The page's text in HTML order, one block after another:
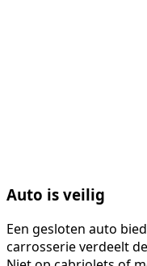
Auto is veilig
Een gesloten auto
carrosserie verdeelt